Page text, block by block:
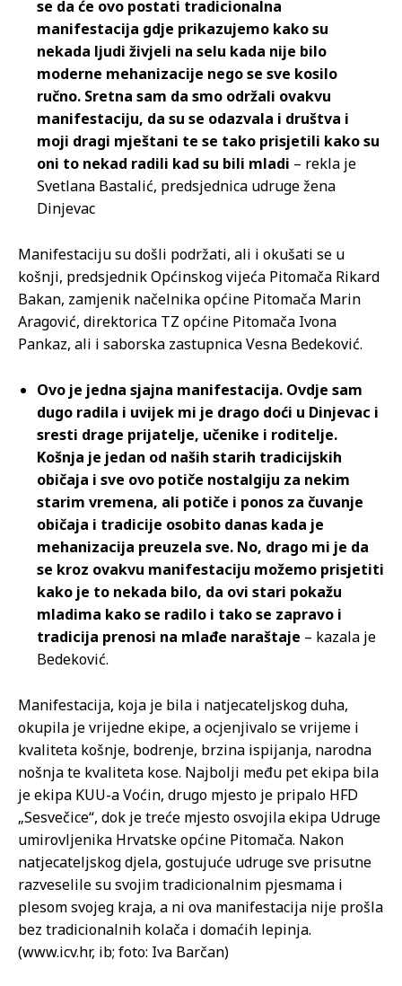
se da će ovo postati tradicionalna
manifestacija gdje prikazujemo kako su
nekada ljudi živjeli na selu kada nije bilo
moderne mehanizacije nego se sve kosilo
ručno. Sretna sam da smo održali ovakvu
manifestaciju, da su se odazvala i društva i
moji dragi mještani te se tako prisjetili kako su
oni to nekad radili kad su bili mladi – rekla je
Svetlana Bastalić, predsjednica udruge žena
Dinjevac
Manifestaciju su došli podržati, ali i okušati se u
košnji, predsjednik Općinskog vijeća Pitomača Rikard
Bakan, zamjenik načelnika općine Pitomača Marin
Aragović, direktorica TZ općine Pitomača Ivona
Pankaz, ali i saborska zastupnica Vesna Bedeković.
Ovo je jedna sjajna manifestacija. Ovdje sam
dugo radila i uvijek mi je drago doći u Dinjevac i
sresti drage prijatelje, učenike i roditelje.
Košnja je jedan od naših starih tradicijskih
običaja i sve ovo potiče nostalgiju za nekim
starim vremena, ali potiče i ponos za čuvanje
običaja i tradicije osobito danas kada je
mehanizacija preuzela sve. No, drago mi je da
se kroz ovakvu manifestaciju možemo prisjetiti
kako je to nekada bilo, da ovi stari pokažu
mladima kako se radilo i tako se zapravo i
tradicija prenosi na mlađe naraštaje – kazala je
Bedeković.
Manifestacija, koja je bila i natjecateljskog duha,
okupila je vrijedne ekipe, a ocjenjivalo se vrijeme i
kvaliteta košnje, bodrenje, brzina ispijanja, narodna
nošnja te kvaliteta kose. Najbolji među pet ekipa bila
je ekipa KUU-a Voćin, drugo mjesto je pripalo HFD
„Sesvečice“, dok je treće mjesto osvojila ekipa Udruge
umirovljenika Hrvatske općine Pitomača. Nakon
natjecateljskog djela, gostujuće udruge sve prisutne
razveselile su svojim tradicionalnim pjesmama i
plesom svojeg kraja, a ni ova manifestacija nije prošla
bez tradicionalnih kolača i domaćih lepinja.
(www.icv.hr, ib; foto: Iva Barčan)